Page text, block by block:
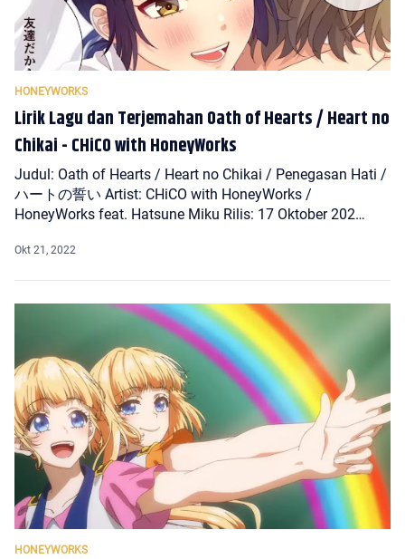
Lirik Lagu dan Terjemahan Oath of Hearts / Heart no
Chikai - CHiCO with HoneyWorks
Judul: Oath of Hearts / Heart no Chikai / Penegasan Hati /
ハートの誓い Artist: CHiCO with HoneyWorks /
HoneyWorks feat. Hatsune Miku Rilis: 17 Oktober 202…